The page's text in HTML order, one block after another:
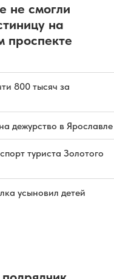
не смогли
на
проспекте
800 тысяч за
дежурство в Ярославле
туриста Золотого
усыновил детей